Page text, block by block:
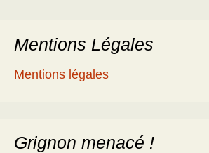
Mentions Légales
Mentions légales
Grignon menacé !